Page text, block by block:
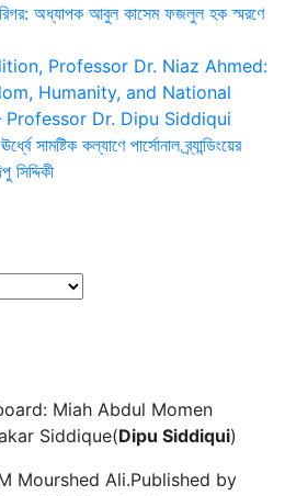
অধ্যাপক আবুল কাসেম ফজলুল হক স্মরণে
Professor Dr. Niaz Ahmed:
Humanity, and National
Dr. Dipu Siddiqui
সামষ্টিক কল্যাণে পার্সোনাল ব্র্যান্ডিংয়ের
Miah Abdul Momen
Siddique(Dipu Siddiqui)
Mourshed Ali.Published by